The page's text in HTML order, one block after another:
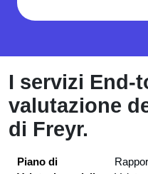
I servizi End-
valutazione
di Freyr.
Piano di